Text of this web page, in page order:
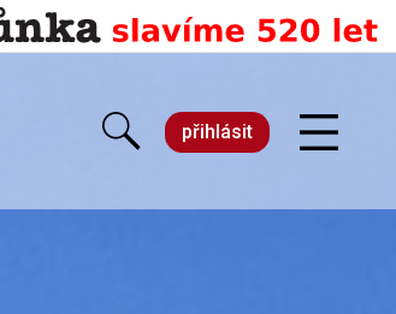
přihlásit